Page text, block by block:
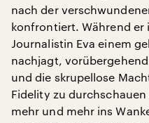
nach der
konfrontiert. Während er
Journalistin Eva einem
nachjagt,
und die skrupellose
Fidelity zu
mehr und mehr ins